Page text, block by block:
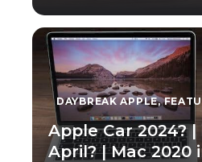
DAYBREAK APPLE,
Apple Car 2024? |
April? | Mac 2020